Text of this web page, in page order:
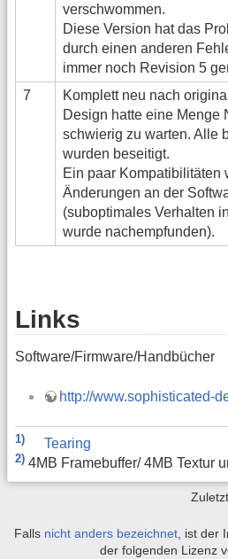
verschwommen.
Diese Version hat das
durch einen anderen
immer noch Revision 5
7
Komplett neu nach
Design hatte eine Menge
schwierig zu warten. Alle
wurden beseitigt.
Ein paar Kompatibilitäten
Änderungen an der
(suboptimales Verhalten
wurde nachempfunden).
Links
Software/Firmware/Handbücher
http://www.sophisticated-
1) Tearing
2) 4MB Framebuffer/ 4MB Textur
Falls nicht anders bezeichnet , ist der
der folgenden Lizenz